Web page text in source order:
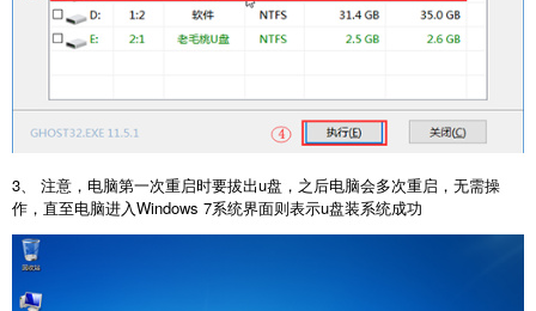
3、 注意，电脑第一次重启时要拔出u盘，之后电脑会多次重启，无需操
作，直至电脑进入Windows 7系统界面则表示u盘装系统成功